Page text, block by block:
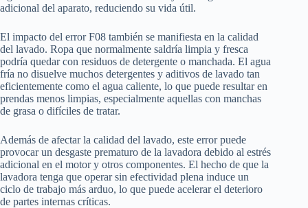
adicional del aparato, reduciendo su vida útil.
El impacto del error F08 también se manifiesta en la calidad
del lavado. Ropa que normalmente saldría limpia y fresca
podría quedar con residuos de detergente o manchada. El agua
fría no disuelve muchos detergentes y aditivos de lavado tan
eficientemente como el agua caliente, lo que puede resultar en
prendas menos limpias, especialmente aquellas con manchas
de grasa o difíciles de tratar.
Además de afectar la calidad del lavado, este error puede
provocar un desgaste prematuro de la lavadora debido al estrés
adicional en el motor y otros componentes. El hecho de que la
lavadora tenga que operar sin efectividad plena induce un
ciclo de trabajo más arduo, lo que puede acelerar el deterioro
de partes internas críticas.